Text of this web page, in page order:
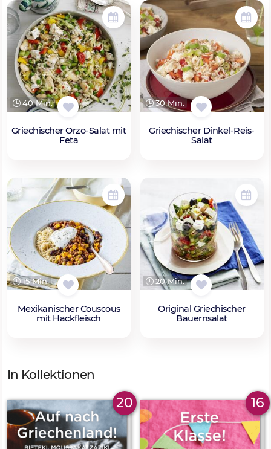
40 Min.
Griechischer Orzo-Salat mit
Feta
30 Min.
Griechischer Dinkel-Reis-
Salat
15 Min.
Mexikanischer Couscous
mit Hackfleisch
20 Min.
Original Griechischer
Bauernsalat
In Kollektionen
20 16